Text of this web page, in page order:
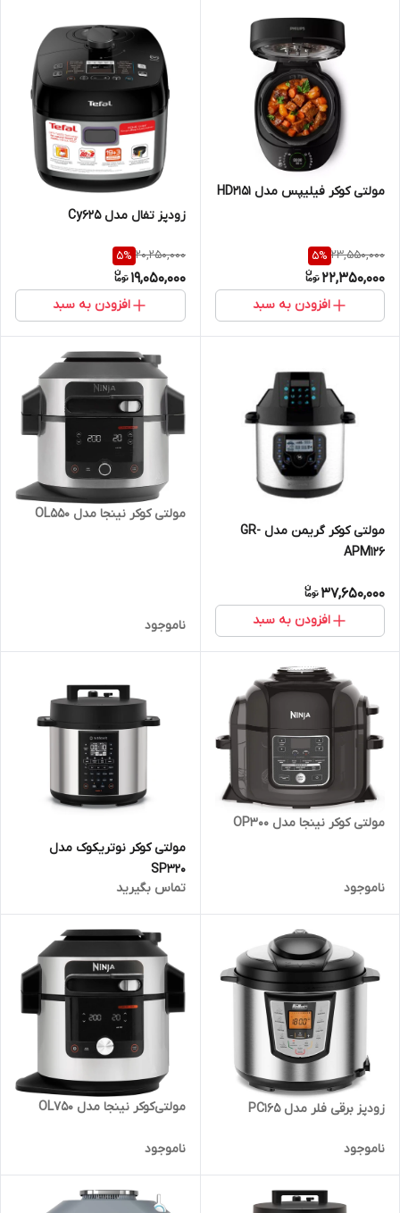
مولتی کوکر فیلیپس مدل HD2151
23,550,000
5%
22,350,000
افزودن به سبد
زودپز تفال مدل Cy625
20,250,000
5%
19,050,000
افزودن به سبد
مولتی کوکر گریمن مدل GR-
APM126
37,650,000
افزودن به سبد
مولتی کوکر نینجا مدل ⁠OL550
ناموجود
مولتی کوکر نینجا مدل OP300
ناموجود
مولتی‌ کوکر نوتریکوک مدل
SP320
تماس بگیرید
زودپز برقی فلر مدل PC165
ناموجود
مولتی‌کوکر نینجا مدل OL750
ناموجود